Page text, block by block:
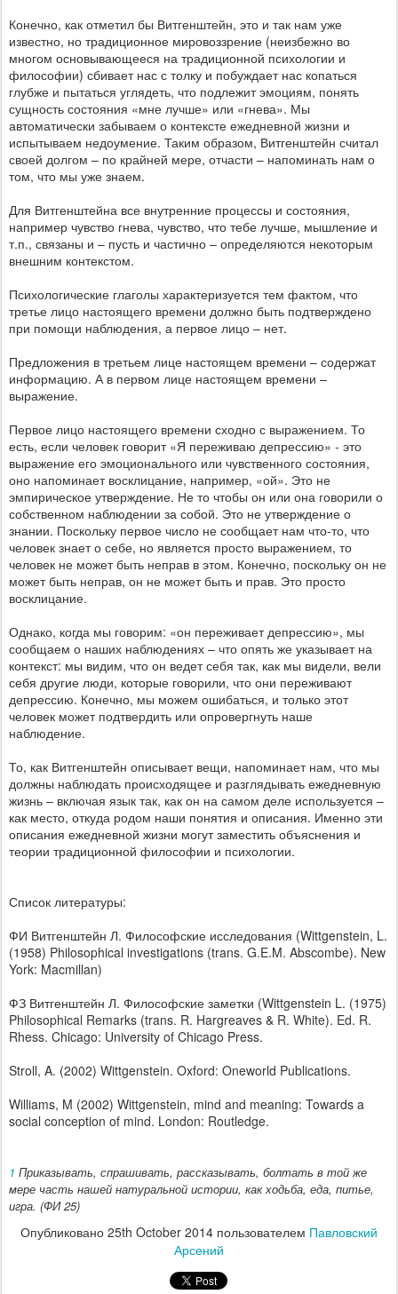
Конечно, как отметил бы Витгенштейн, это и так нам уже
известно, но традиционное мировоззрение (неизбежно во
многом основывающееся на традиционной психологии и
философии) сбивает нас с толку и побуждает нас копаться
глубже и пытаться углядеть, что подлежит эмоциям, понять
сущность состояния «мне лучше» или «гнева». Мы
автоматически забываем о контексте ежедневной жизни и
испытываем недоумение. Таким образом, Витгенштейн считал
своей долгом – по крайней мере, отчасти – напоминать нам о
том, что мы уже знаем.
Для Витгенштейна все внутренние процессы и состояния,
например чувство гнева, чувство, что тебе лучше, мышление и
т.п., связаны и – пусть и частично – определяются некоторым
внешним контекстом.
Психологические глаголы характеризуется тем фактом, что
третье лицо настоящего времени должно быть подтверждено
при помощи наблюдения, а первое лицо – нет.
Предложения в третьем лице настоящем времени – содержат
информацию. А в первом лице настоящем времени –
выражение.
Первое лицо настоящего времени сходно с выражением. То
есть, если человек говорит «Я переживаю депрессию» - это
выражение его эмоционального или чувственного состояния,
оно напоминает восклицание, например, «ой». Это не
эмпирическое утверждение. Не то чтобы он или она говорили о
собственном наблюдении за собой. Это не утверждение о
знании. Поскольку первое число не сообщает нам что-то, что
человек знает о себе, но является просто выражением, то
человек не может быть неправ в этом. Конечно, поскольку он не
может быть неправ, он не может быть и прав. Это просто
восклицание.
Однако, когда мы говорим: «он переживает депрессию», мы
сообщаем о наших наблюдениях – что опять же указывает на
контекст: мы видим, что он ведет себя так, как мы видели, вели
себя другие люди, которые говорили, что они переживают
депрессию. Конечно, мы можем ошибаться, и только этот
человек может подтвердить или опровергнуть наше
наблюдение.
То, как Витгенштейн описывает вещи, напоминает нам, что мы
должны наблюдать происходящее и разглядывать ежедневную
жизнь – включая язык так, как он на самом деле используется –
как место, откуда родом наши понятия и описания. Именно эти
описания ежедневной жизни могут заместить объяснения и
теории традиционной философии и психологии.
Список литературы:
ФИ Витгенштейн Л. Философские исследования (Wittgenstein, L.
(1958) Philosophical investigations (trans. G.E.M. Abscombe). New
York: Macmillan)
ФЗ Витгенштейн Л. Философские заметки (Wittgenstein L. (1975)
Philosophical Remarks (trans. R. Hargreaves & R. White). Ed. R.
Rhess. Chicago: University of Chicago Press.
Stroll, A. (2002) Wittgenstein. Oxford: Oneworld Publications.
Williams, M (2002) Wittgenstein, mind and meaning: Towards a
social conception of mind. London: Routledge.
1 Приказывать, спрашивать, рассказывать, болтать в той же
мере часть нашей натуральной истории, как ходьба, еда, питье,
игра. (ФИ 25)
Опубликовано 25th October 2014 пользователем Павловский
Арсений